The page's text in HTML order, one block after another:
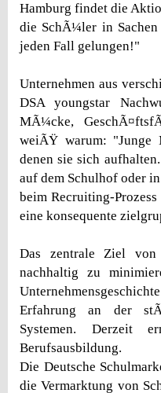
Hamburg findet die
die SchÃ¼ler in
jeden Fall gelungen!"
Unternehmen aus
DSA youngstar
MÃ¼cke,
weiÃŸ warum: "Junge
denen sie sich
auf dem Schulhof oder
beim Recruiting-
eine konsequente
Das zentrale Ziel von
nachhaltig zu
Erfahrung an der
Systemen. Derzeit
Berufsausbildung.
Die Deutsche
die Vermarktung von